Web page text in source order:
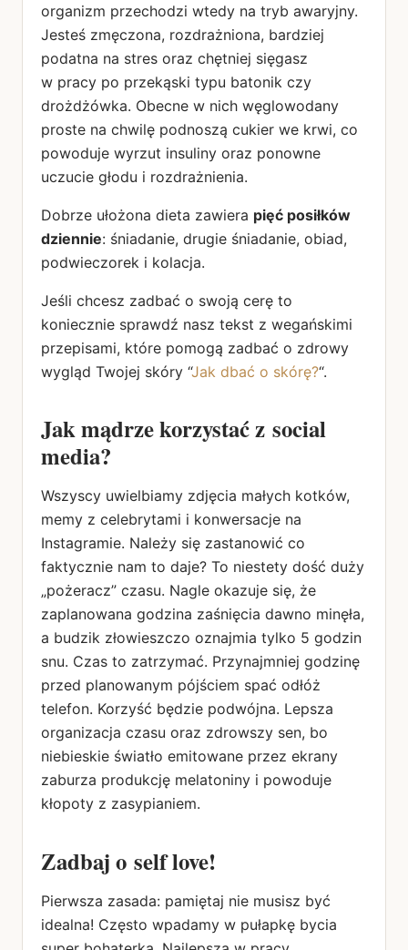
organizm przechodzi wtedy na tryb awaryjny.
Jesteś zmęczona, rozdrażniona, bardziej
podatna na stres oraz chętniej sięgasz
w pracy po przekąski typu batonik czy
drożdżówka. Obecne w nich węglowodany
proste na chwilę podnoszą cukier we krwi, co
powoduje wyrzut insuliny oraz ponowne
uczucie głodu i rozdrażnienia.
Dobrze ułożona dieta zawiera pięć posiłków
dziennie: śniadanie, drugie śniadanie, obiad,
podwieczorek i kolacja.
Jeśli chcesz zadbać o swoją cerę to
koniecznie sprawdź nasz tekst z wegańskimi
przepisami, które pomogą zadbać o zdrowy
wygląd Twojej skóry “Jak dbać o skórę?“.
Jak mądrze korzystać z social
media?
Wszyscy uwielbiamy zdjęcia małych kotków,
memy z celebrytami i konwersacje na
Instagramie. Należy się zastanowić co
faktycznie nam to daje? To niestety dość duży
„pożeracz” czasu. Nagle okazuje się, że
zaplanowana godzina zaśnięcia dawno minęła,
a budzik złowieszczo oznajmia tylko 5 godzin
snu. Czas to zatrzymać. Przynajmniej godzinę
przed planowanym pójściem spać odłóż
telefon. Korzyść będzie podwójna. Lepsza
organizacja czasu oraz zdrowszy sen, bo
niebieskie światło emitowane przez ekrany
zaburza produkcję melatoniny i powoduje
kłopoty z zasypianiem.
Zadbaj o self love!
Pierwsza zasada: pamiętaj nie musisz być
idealna! Często wpadamy w pułapkę bycia